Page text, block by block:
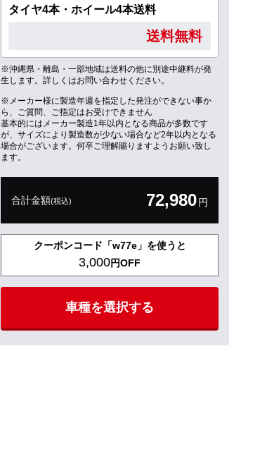
タイヤ4本・ホイール4本送料
送料無料
※沖縄県・離島・一部地域は送料の他に別途中継料が発
生します。詳しくはお問い合わせください。
※メーカー様に製造年週を指定した発注ができない事か
ら、ご質問、ご指定はお受けできません
基本的にはメーカー製造1年以内となる商品が多数です
が、サイズにより製造数が少ない場合など2年以内となる
場合がございます。何卒ご理解賜りますようお願い致し
ます。
合計金額(税込) 72,980円
クーポンコード「w77e」を使うと
3,000円OFF
車種を選択する